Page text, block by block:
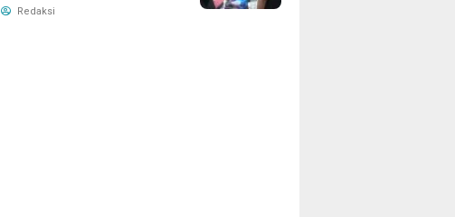
Penyidikan Dana BOP
Redaksi